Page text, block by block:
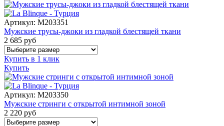
Артикул: M203351
Мужские трусы-джоки из гладкой блестящей ткани
2 685 руб
Купить в 1 клик
Купить
Артикул: M203350
Мужские стринги с открытой интимной зоной
2 220 руб